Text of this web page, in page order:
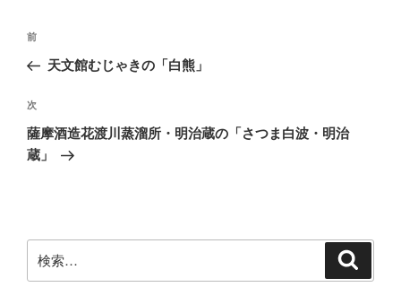
投
ナ
ビ
ゲ
ー
前
の
稿
前
天文館むじゃきの「白熊」
次
の
投
次
薩摩酒造花渡川蒸溜所・明治蔵の「さつま白波・明治
蔵」
索: